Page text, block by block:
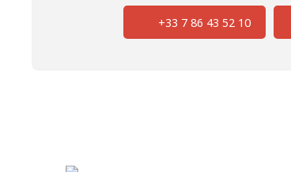
+33 7 86 43 52 10